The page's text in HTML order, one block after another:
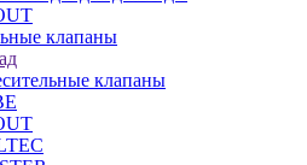
клапаны
клапаны